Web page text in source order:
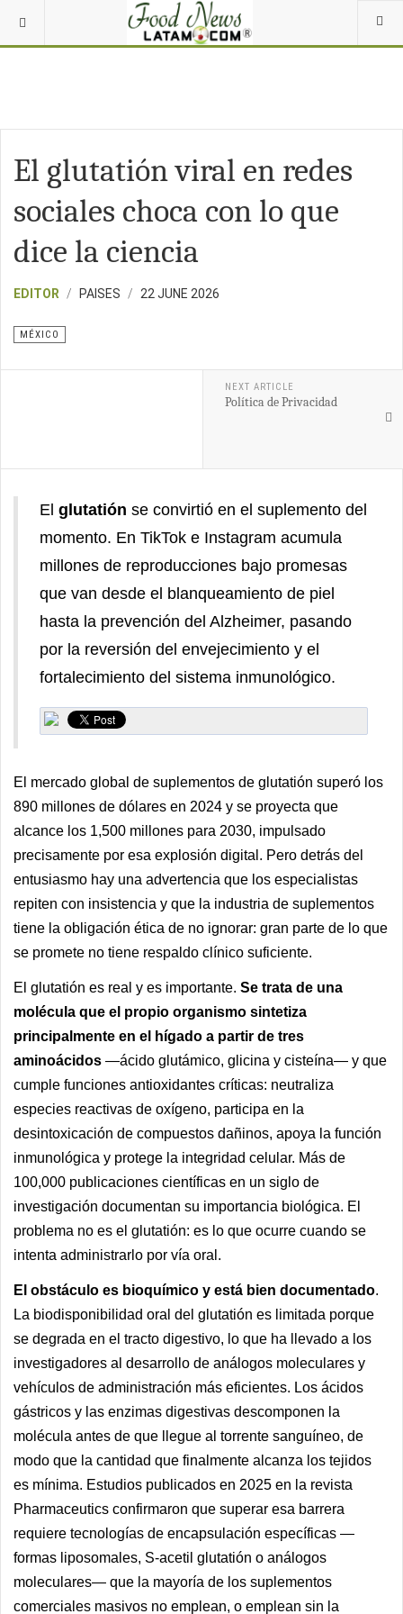
El glutatión viral en redes
sociales choca con lo que
dice la ciencia
EDITOR PAISES 22 JUNE 2026
MÉXICO
NEXT ARTICLE
Política de Privacidad
El glutatión se convirtió en el suplemento del
momento. En TikTok e Instagram acumula
millones de reproducciones bajo promesas
que van desde el blanqueamiento de piel
hasta la prevención del Alzheimer, pasando
por la reversión del envejecimiento y el
fortalecimiento del sistema inmunológico.
El mercado global de suplementos de glutatión superó los
890 millones de dólares en 2024 y se proyecta que
alcance los 1,500 millones para 2030, impulsado
precisamente por esa explosión digital. Pero detrás del
entusiasmo hay una advertencia que los especialistas
repiten con insistencia y que la industria de suplementos
tiene la obligación ética de no ignorar: gran parte de lo que
se promete no tiene respaldo clínico suficiente.
El glutatión es real y es importante. Se trata de una
molécula que el propio organismo sintetiza
principalmente en el hígado a partir de tres
aminoácidos —ácido glutámico, glicina y cisteína— y que
cumple funciones antioxidantes críticas: neutraliza
especies reactivas de oxígeno, participa en la
desintoxicación de compuestos dañinos, apoya la función
inmunológica y protege la integridad celular. Más de
100,000 publicaciones científicas en un siglo de
investigación documentan su importancia biológica. El
problema no es el glutatión: es lo que ocurre cuando se
intenta administrarlo por vía oral.
El obstáculo es bioquímico y está bien documentado.
La biodisponibilidad oral del glutatión es limitada porque
se degrada en el tracto digestivo, lo que ha llevado a los
investigadores al desarrollo de análogos moleculares y
vehículos de administración más eficientes. Los ácidos
gástricos y las enzimas digestivas descomponen la
molécula antes de que llegue al torrente sanguíneo, de
modo que la cantidad que finalmente alcanza los tejidos
es mínima. Estudios publicados en 2025 en la revista
Pharmaceutics confirmaron que superar esa barrera
requiere tecnologías de encapsulación específicas —
formas liposomales, S-acetil glutatión o análogos
moleculares— que la mayoría de los suplementos
comerciales masivos no emplean, o emplean sin la